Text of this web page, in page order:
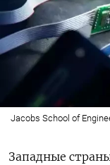
Jacobs School of
Западные